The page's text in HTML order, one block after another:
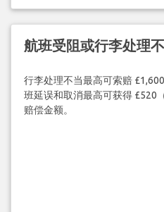
航班受阻或行李处理
行李处理不当最高可索赔
班延误和取消最高可获得 £520
赔偿金额。